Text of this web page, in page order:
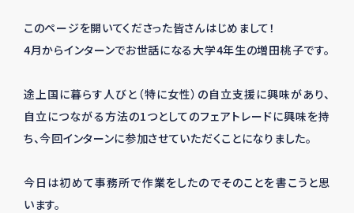
このページを開いてくださった皆さんはじめまして！
4月からインターンでお世話になる大学4年生の増田桃子です。
途上国に暮らす人びと（特に女性）の自立支援に興味があり、
自立につながる方法の1つとしてのフェアトレードに興味を持
ち、今回インターンに参加させていただくことになりました。
今日は初めて事務所で作業をしたのでそのことを書こうと思
います。